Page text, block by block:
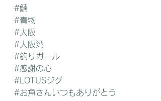
#鯖
#青物
#大阪
#大阪湾
#釣りガール
#感謝の心
#LOTUSジグ
#お魚さんいつもありがとう